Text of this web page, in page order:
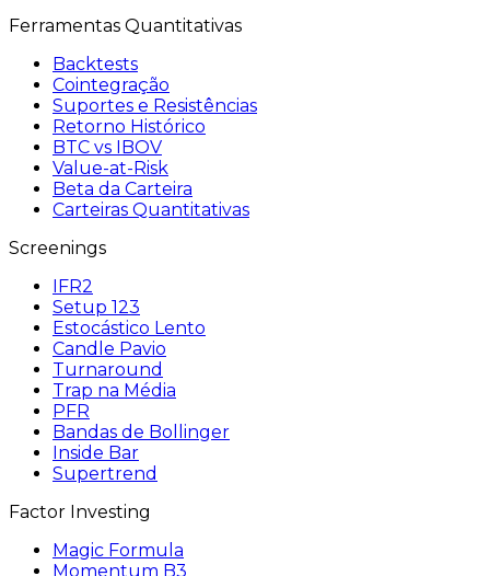
Ferramentas Quantitativas
Backtests
Cointegração
Suportes e Resistências
Retorno Histórico
BTC vs IBOV
Value-at-Risk
Beta da Carteira
Carteiras Quantitativas
Screenings
IFR2
Setup 123
Estocástico Lento
Candle Pavio
Turnaround
Trap na Média
PFR
Bandas de Bollinger
Inside Bar
Supertrend
Factor Investing
Magic Formula
Momentum B3